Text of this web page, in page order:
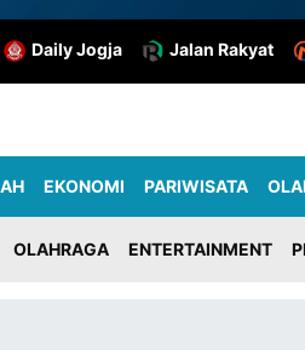
Daily Jogja Jalan Rakyat
EKONOMI PARIWISATA
OLAHRAGA ENTERTAINMENT